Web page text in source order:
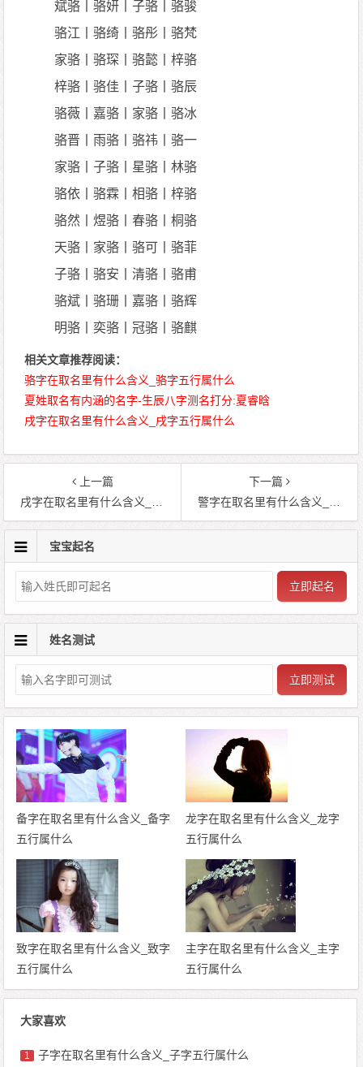
斌骆丨骆妍丨子骆丨骆骏
骆江丨骆绮丨骆彤丨骆梵
家骆丨骆琛丨骆懿丨梓骆
梓骆丨骆佳丨子骆丨骆辰
骆薇丨嘉骆丨家骆丨骆冰
骆晋丨雨骆丨骆祎丨骆一
家骆丨子骆丨星骆丨林骆
骆依丨骆霖丨相骆丨梓骆
骆然丨煜骆丨春骆丨桐骆
天骆丨家骆丨骆可丨骆菲
子骆丨骆安丨清骆丨骆甫
骆斌丨骆珊丨嘉骆丨骆辉
明骆丨奕骆丨冠骆丨骆麒
相关文章推荐阅读：
骆字在取名里有什么含义_骆字五行属什么
夏姓取名有内涵的名字-生辰八字测名打分:夏睿晗
戌字在取名里有什么含义_戌字五行属什么
上一篇
戌字在取名里有什么含义_戌字五行属什么
下一篇
警字在取名里有什么含义_警字五行属什么
宝宝起名
立即起名
姓名测试
立即测试
备字在取名里有什么含义_备字
五行属什么
龙字在取名里有什么含义_龙字
五行属什么
致字在取名里有什么含义_致字
五行属什么
主字在取名里有什么含义_主字
五行属什么
大家喜欢
1 子字在取名里有什么含义_子字五行属什么